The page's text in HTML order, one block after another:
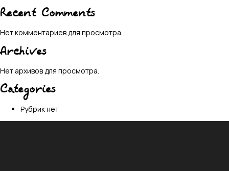
Recent Comments
Нет комментариев для просмотра.
Archives
Нет архивов для просмотра.
Categories
Рубрик нет